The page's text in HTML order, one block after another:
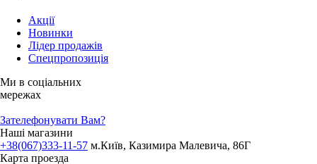
Акції
Новинки
Лідер продажів
Спецпропозиція
Ми в соціальних
мережах
Зателефонувати Вам?
Наші магазини
+38(067)333-11-57 м.Київ, Казимира Малевича, 86Г
Карта проезда